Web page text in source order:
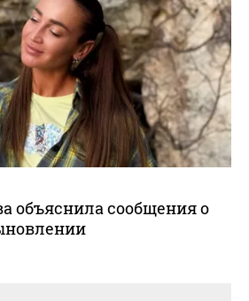
объяснила сообщения о